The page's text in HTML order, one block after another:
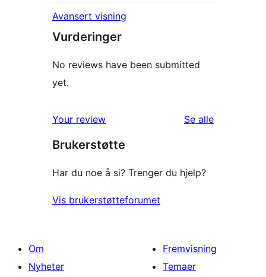
Avansert visning
Vurderinger
No reviews have been submitted
yet.
Your review Se alleomtalene
Brukerstøtte
Har du noe å si? Trenger du hjelp?
Vis brukerstøtteforumet
Om
Nyheter
Fremvisning
Temaer